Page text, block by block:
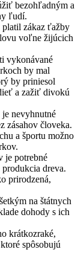
bezohľadným a
ľudí.
platil zákaz ťažby
voľne žijúcich
vykonávané
by mal
by priniesol
a zažiť divokú
je nevyhnutné
zásahov človeka.
a športu možno
je potrebné
dreva.
prirodzená,
na štátnych
dohody s ich
krátkozraké,
spôsobujú